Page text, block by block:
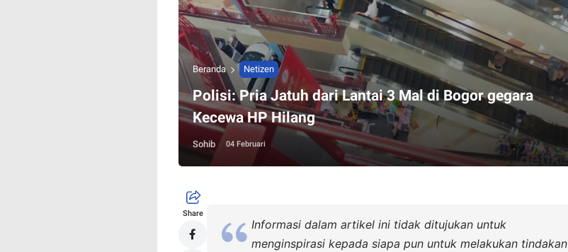
Beranda Netizen
Polisi: Pria Jatuh dari Lantai 3 Mal di Bogor gegara
Kecewa HP Hilang
Sohib 04 Februari
Share
Informasi dalam artikel ini tidak ditujukan untuk
menginspirasi kepada siapa pun untuk melakukan tindakan